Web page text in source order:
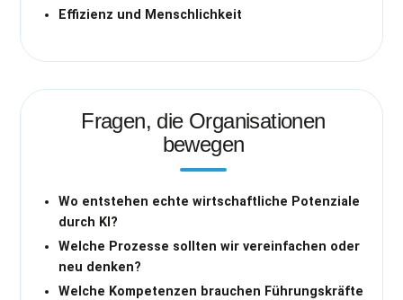
Effizienz und Menschlichkeit
Fragen, die Organisationen
bewegen
Wo entstehen echte wirtschaftliche Potenziale
durch KI?
Welche Prozesse sollten wir vereinfachen oder
neu denken?
Welche Kompetenzen brauchen Führungskräfte